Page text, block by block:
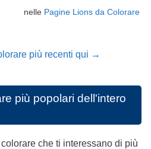
nelle Pagine Lions da Colorare
più recenti qui →
più popolari dell'intero
che ti interessano di più